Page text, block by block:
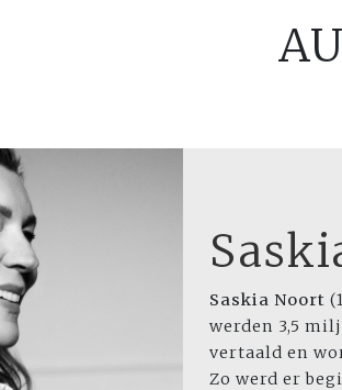
Saskia Noort
werden 3,5
vertaald en
Zo werd er